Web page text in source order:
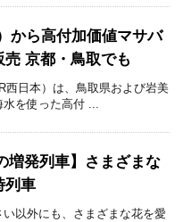
から高付加価値マサバ
売 京都・鳥取でも
西日本）は、鳥取県および岩美
を使った高付 ...
増発列車】さまざまな
列車
以外にも、さまざまな花を愛